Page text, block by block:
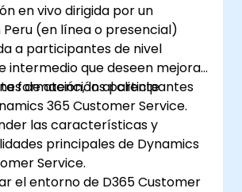
en vivo dirigida por un
(en línea o presencial)
a participantes de nivel
intermedio que deseen mejorar
de atención al cliente
365 Customer Service.
formación, los participantes
las características y
principales de Dynamics
Service.
el entorno de D365 Customer